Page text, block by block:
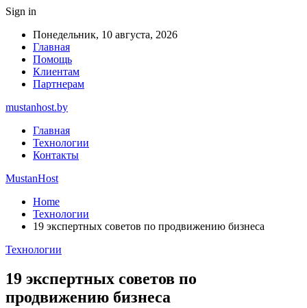
Sign in
Понедельник, 10 августа, 2026
Главная
Помощь
Клиентам
Партнерам
mustanhost.by
Главная
Технологии
Контакты
MustanHost
Home
Технологии
19 экспертных советов по продвижению бизнеса
Технологии
19 экспертных советов по
продвижению бизнеса